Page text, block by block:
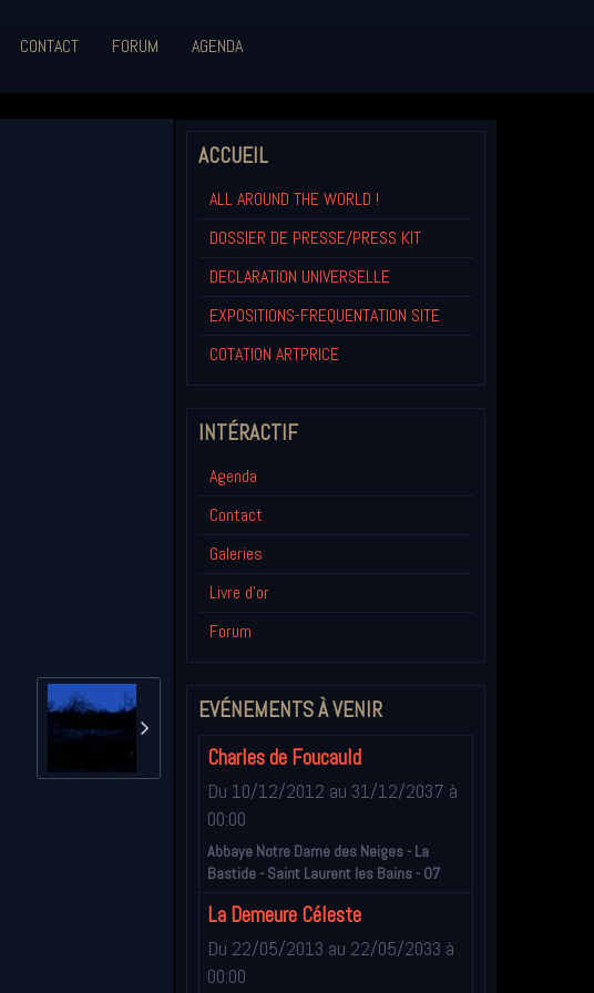
CONTACT FORUM AGENDA
ACCUEIL
ALL AROUND THE WORLD !
DOSSIER DE PRESSE/PRESS KIT
DECLARATION UNIVERSELLE
EXPOSITIONS-FREQUENTATION SITE
COTATION ARTPRICE
INTÉRACTIF
Agenda
Contact
Galeries
Livre d'or
Forum
EVÉNEMENTS À VENIR
Charles de Foucauld
Du 10/12/2012 au 31/12/2037 à
00:00
Abbaye Notre Dame des Neiges - La
Bastide - Saint Laurent les Bains - 07
La Demeure Céleste
Du 22/05/2013 au 22/05/2033 à
00:00